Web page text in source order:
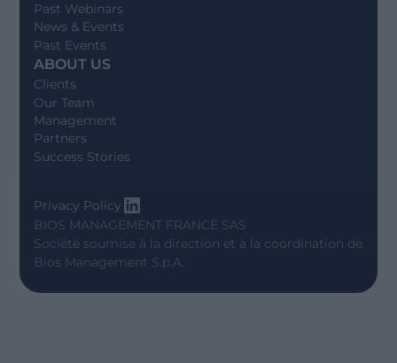
Past Webinars
News & Events
Past Events
ABOUT US
Clients
Our Team
Management
Partners
Success Stories
BIOS MANAGEMENT FRANCE SAS
Société soumise à la direction et à la coordination de
Bios Management S.p.A.
Privacy Policy